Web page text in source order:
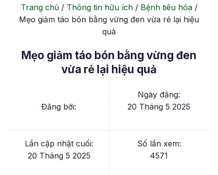
Trang chủ/ Thông tin hữu ích/ Bệnh tiêu hóa/
Mẹo giảm táo bón bằng vừng đen vừa rẻ lại hiệu
quả
Mẹo giảm táo bón bằng vừng đen
vừa rẻ lại hiệu quả
Đăng bởi:
Ngày đăng:
20 Tháng 5 2025
Lần cập nhật cuối:
20 Tháng 5 2025
Số lần xem:
4571